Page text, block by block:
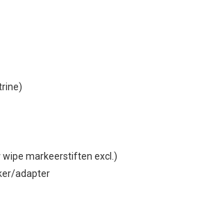
markeerstiften excl.)
adapter